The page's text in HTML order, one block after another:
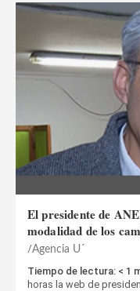
El presidente de
modalidad de los
Agencia U´
Tiempo de lectura: < 1
horas la web de